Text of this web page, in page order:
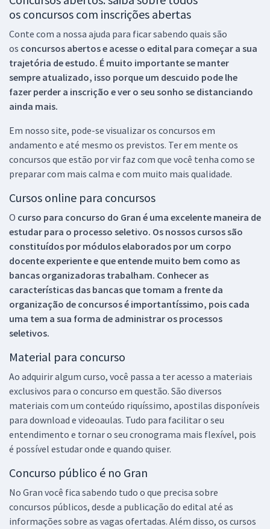
os concursos com inscrições abertas
Conte com a nossa ajuda para ficar sabendo quais são
os concursos abertos e acesse o edital para começar a sua
trajetória de estudo. É muito importante se manter
sempre atualizado, isso porque um descuido pode lhe
fazer perder a inscrição e ver o seu sonho se distanciando
ainda mais.
Em nosso site, pode-se visualizar os concursos em
andamento e até mesmo os previstos. Ter em mente os
concursos que estão por vir faz com que você tenha como se
preparar com mais calma e com muito mais qualidade.
Cursos online para concursos
O curso para concurso do Gran é uma excelente maneira de
estudar para o processo seletivo. Os nossos cursos são
constituídos por módulos elaborados por um corpo
docente experiente e que entende muito bem como as
bancas organizadoras trabalham. Conhecer as
características das bancas que tomam a frente da
organização de concursos é importantíssimo, pois cada
uma tem a sua forma de administrar os processos
seletivos.
Material para concurso
Ao adquirir algum curso, você passa a ter acesso a materiais
exclusivos para o concurso em questão. São diversos
materiais com um conteúdo riquíssimo, apostilas disponíveis
para download e videoaulas. Tudo para facilitar o seu
entendimento e tornar o seu cronograma mais flexível, pois
é possível estudar onde e quando quiser.
Concurso público é no Gran
No Gran você fica sabendo tudo o que precisa sobre
concursos públicos, desde a publicação do edital até as
informações sobre as vagas ofertadas. Além disso, os cursos